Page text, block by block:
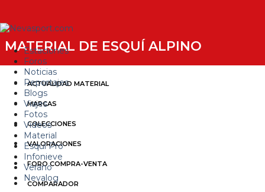
Estaciones
Foros
Noticias
Reportajes
Blogs
Viajes
Fotos
Videos
Material
Esquí Pro
Infonieve
Verano
Nevalog
MATERIAL DE ESQUÍ ALPINO
ACTUALIDAD MATERIAL
MARCAS
COLECCIONES
VALORACIONES
FORO COMPRA-VENTA
COMPARADOR